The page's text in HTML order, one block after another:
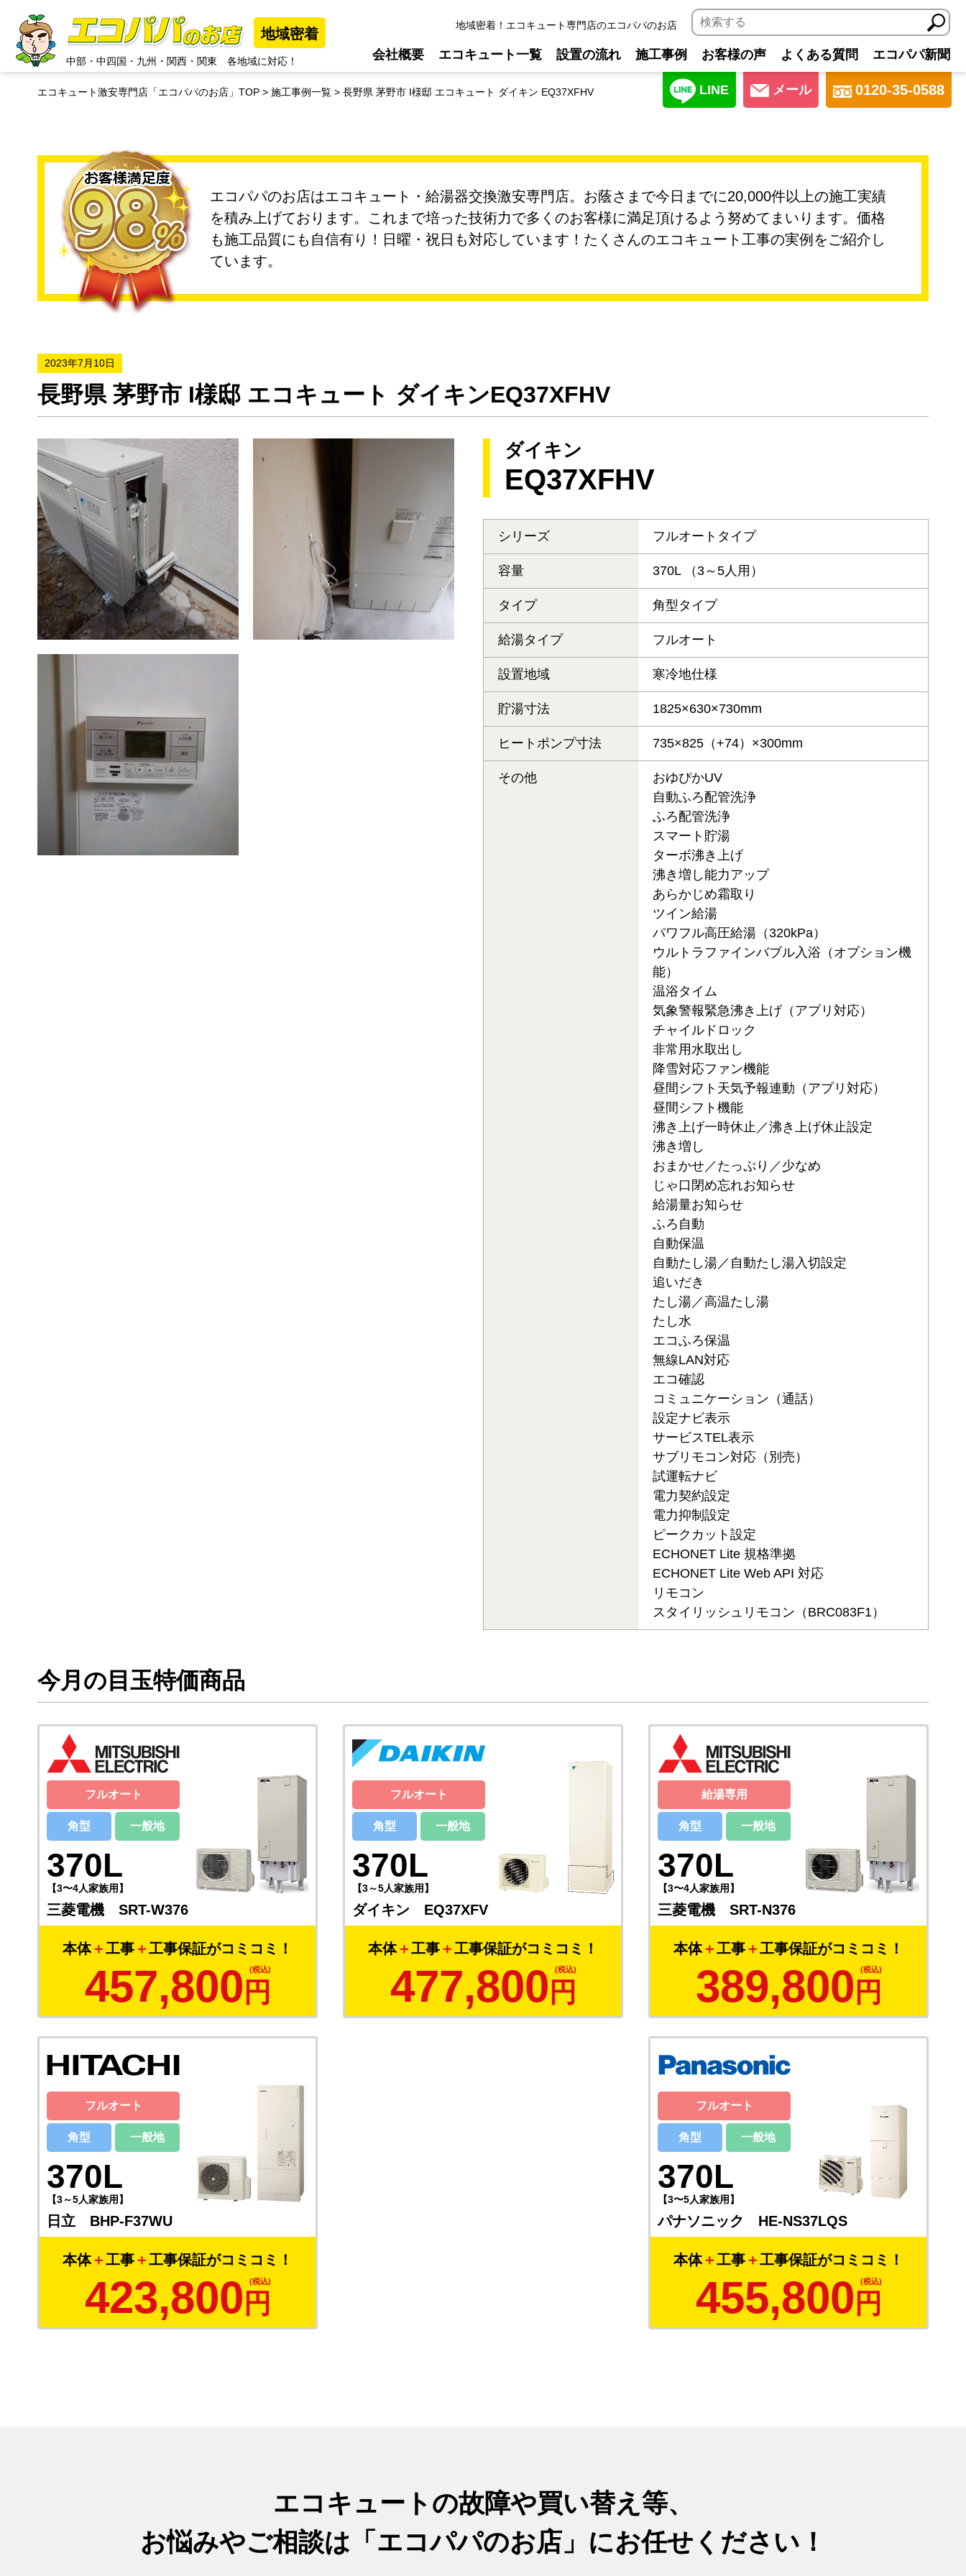
地域密着！エコキュート専門店のエコパパのお店
地域密着
中部 ・ 中四国 ・ 九州 ・ 関西 ・ 関東 各地域に対応！ 会社概要 エコキュート一覧 設置の流れ 施工事例 お客様の声 よくある質問 エコパパ新聞
LINE メール 0120-35-0588
エコキュート激安専門店「エコパパのお店」TOP 施工事例一覧 長野県 茅野市 I様邸 エコキュート ダイキン EQ37XFHV
エコパパのお店はエコキュート・給湯器交換激安専門店。お蔭さまで今日までに20,000件以上の施工実績
を積み上げております。これまで培った技術力で多くのお客様に満足頂けるよう努めてまいります。価格
も施工品質にも自信有り！日曜・祝日も対応しています！たくさんのエコキュート工事の実例をご紹介し
ています。
2023年7月10日
長野県 茅野市 I様邸 エコキュート ダイキンEQ37XFHV
ダイキン
EQ37XFHV
シリーズ フルオートタイプ
容量 370L （3～5人用）
タイプ 角型タイプ
給湯タイプ フルオート
設置地域 寒冷地仕様
貯湯寸法 1825×630×730mm
ヒートポンプ寸法 735×825（+74）×300mm
その他
おゆぴかUV
自動ふろ配管洗浄
ふろ配管洗浄
スマート貯湯
ターボ沸き上げ
沸き増し能力アップ
あらかじめ霜取り
ツイン給湯
パワフル高圧給湯（320kPa）
ウルトラファインバブル入浴（オプション機
能）
温浴タイム
気象警報緊急沸き上げ（アプリ対応）
チャイルドロック
非常用水取出し
降雪対応ファン機能
昼間シフト天気予報連動（アプリ対応）
昼間シフト機能
沸き上げ一時休止／沸き上げ休止設定
沸き増し
おまかせ／たっぷり／少なめ
じゃ口閉め忘れお知らせ
給湯量お知らせ
ふろ自動
自動保温
自動たし湯／自動たし湯入切設定
追いだき
たし湯／高温たし湯
たし水
エコふろ保温
無線LAN対応
エコ確認
コミュニケーション（通話）
設定ナビ表示
サービスTEL表示
サブリモコン対応（別売）
試運転ナビ
電力契約設定
電力抑制設定
ピークカット設定
ECHONET Lite 規格準拠
ECHONET Lite Web API 対応
リモコン
スタイリッシュリモコン（BRC083F1）
今月の目玉特価商品
フルオート
角型 一般地
370L
【3〜4人家族用】
三菱電機 SRT-W376
本体＋工事＋工事保証がコミコミ！
457,800 円
フルオート
角型 一般地
370L
【3～5人家族用】
ダイキン EQ37XFV
本体＋工事＋工事保証がコミコミ！
477,800 円
給湯専用
角型 一般地
370L
【3〜4人家族用】
三菱電機 SRT-N376
本体＋工事＋工事保証がコミコミ！
389,800 円
フルオート
角型 一般地
370L
【3～5人家族用】
日立 BHP-F37WU
本体＋工事＋工事保証がコミコミ！
423,800 円
フルオート
角型 一般地
370L
【3〜5人家族用】
パナソニック HE-NS37LQS
本体＋工事＋工事保証がコミコミ！
455,800 円
エコキュートの故障や買い替え等、
お悩みやご相談は 「エコパパのお店」にお任せください！